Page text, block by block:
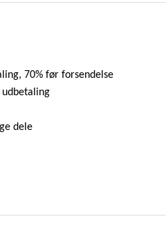
70% før forsendelse
udbetaling
dele
30 dage